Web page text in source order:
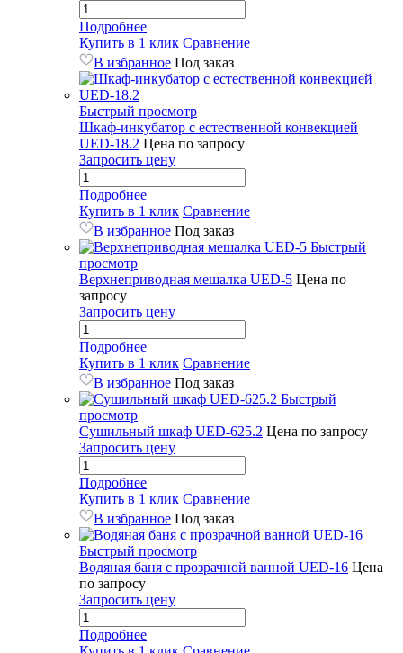
Подробнее
Купить в 1 клик Сравнение
В избранное Под заказ
Быстрый просмотр
Шкаф-инкубатор с естественной конвекцией
UED-18.2 Цена по запросу
Запросить цену
Подробнее
Купить в 1 клик Сравнение
В избранное Под заказ
Быстрый
просмотр
Верхнеприводная мешалка UED-5 Цена по
запросу
Запросить цену
Подробнее
Купить в 1 клик Сравнение
В избранное Под заказ
Быстрый
просмотр
Сушильный шкаф UED-625.2 Цена по запросу
Запросить цену
Подробнее
Купить в 1 клик Сравнение
В избранное Под заказ
Быстрый просмотр
Водяная баня с прозрачной ванной UED-16 Цена
по запросу
Запросить цену
Подробнее